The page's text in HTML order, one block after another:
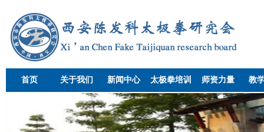
首页 关于我们 新闻中心 太极拳培训 师资力量 教